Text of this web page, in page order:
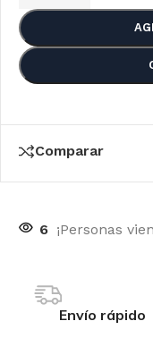
Comparar
6 ¡Personas
Envío rápido